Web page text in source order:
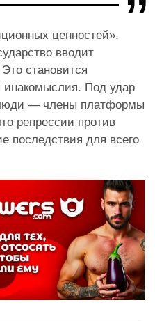
ценностей»,
вводит
становится
инакомыслия. Под удар
— члены платформы
репрессии против
последствия для всего